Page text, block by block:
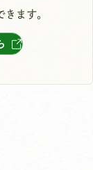
ます。